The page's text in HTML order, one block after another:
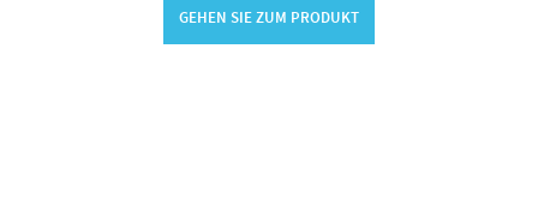
GEHEN SIE ZUM PRODUKT